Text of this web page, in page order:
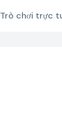
Trò chơi trực